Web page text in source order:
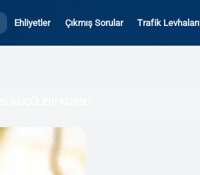
Ehliyetler Çıkmış Sorular Trafik Levhaları